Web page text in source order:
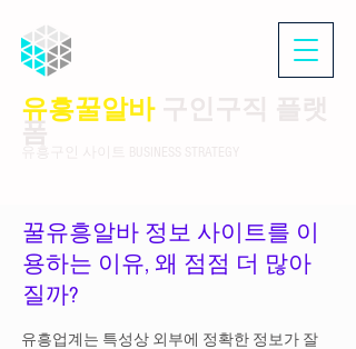
유흥꿀알바구인구직 플랫
꿀유흥알바 정보 사이트를 이
용하는 이유, 왜 점점 더 많아
질까?
유흥업계는 특성상 외부에 정확한 정보가 잘